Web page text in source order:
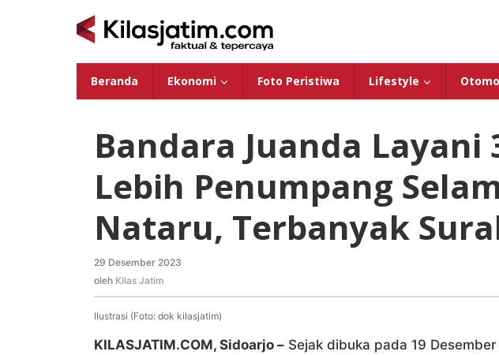
Beranda Ekonomi Foto Peristiwa Lifestyle
Bandara Juanda Layani
Lebih Penumpang
Nataru, Terbanyak
29 Desember 2023
oleh Kilas Jatim
Ilustrasi (Foto: dok kilasjatim)
KILASJATIM.COM, Sidoarjo – Sejak dibuka pada 19